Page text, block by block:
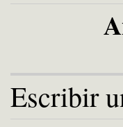
Escribir